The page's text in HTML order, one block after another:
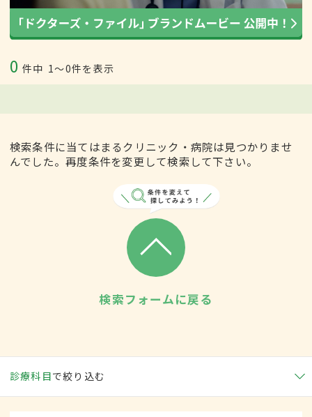
0 件中 1〜0件を表示
検索条件に当てはまるクリニック・病院は見つかりませ
んでした。再度条件を変更して検索して下さい。
検索フォームに戻る
診療科目で絞り込む